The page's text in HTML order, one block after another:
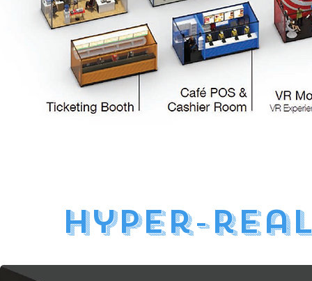
Hyper-